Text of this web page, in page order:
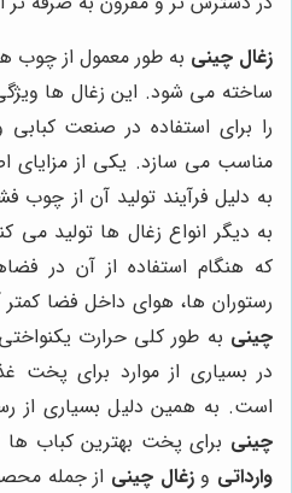
زغال چینی به طور معمول از چوب
ساخته می شود. این زغال ها
را برای استفاده در صنعت کبابی
مناسب می سازد. یکی از مزایای
به دلیل فرآیند تولید آن از چوب
به دیگر انواع زغال ها تولید
که هنگام استفاده از آن در
رستوران ها، هوای داخل فضا کمتر
چینی به طور کلی حرارت
در بسیاری از موارد برای پخت
است. به همین دلیل بسیاری از
چینی برای پخت بهترین کباب ها
وارداتی وزغال چینی از جمله